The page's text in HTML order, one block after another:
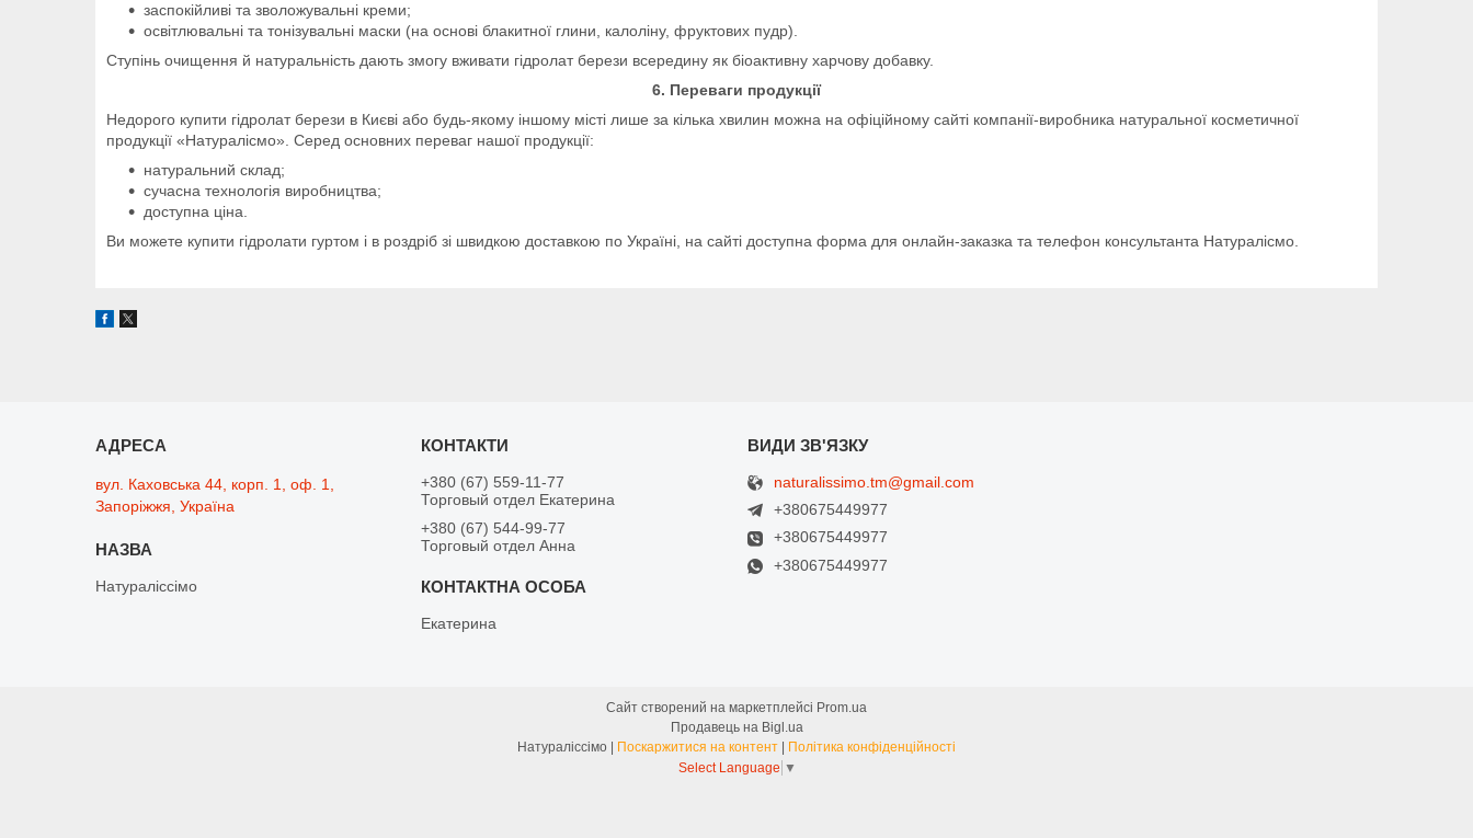
заспокійливі та зволожувальні креми;
освітлювальні та тонізувальні маски (на основі блакитної глини, калоліну, фруктових пудр).
Ступінь очищення й натуральність дають змогу вживати гідролат берези всередину як біоактивну харчову добавку.
6. Переваги продукції
Недорого купити гідролат берези в Києві або будь-якому іншому місті лише за кілька хвилин можна на офіційному сайті компанії-виробника натуральної косметичної
продукції «Натуралісмо». Серед основних переваг нашої продукції:
натуральний склад;
сучасна технологія виробництва;
доступна ціна.
Ви можете купити гідролати гуртом і в роздріб зі швидкою доставкою по Україні, на сайті доступна форма для онлайн-заказка та телефон консультанта Натуралісмо.
вул. Каховська 44, корп. 1, оф. 1,
Запоріжжя, Україна
Натураліссімо
+380 (67) 559-11-77
Торговый отдел Екатерина
+380 (67) 544-99-77
Торговый отдел Анна
Екатерина
naturalissimo.tm@gmail.com
+380675449977
+380675449977
+380675449977
Сайт створений на маркетплейсі Prom.ua
Продавець на Bigl.ua
Поскаржитися на контент
Політика конфіденційності
Select Language ▼